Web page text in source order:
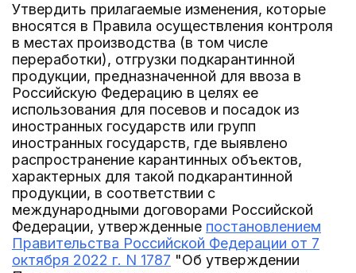
Утвердить прилагаемые изменения, которые
вносятся в Правила осуществления контроля
в местах производства (в том числе
переработки), отгрузки подкарантинной
продукции, предназначенной для ввоза в
Российскую Федерацию в целях ее
использования для посевов и посадок из
иностранных государств или групп
иностранных государств, где выявлено
распространение карантинных объектов,
характерных для такой подкарантинной
продукции, в соответствии с
международными договорами Российской
Федерации, утвержденные постановлением
Правительства Российской Федерации от 7
октября 2022 г. N 1787 "Об утверждении